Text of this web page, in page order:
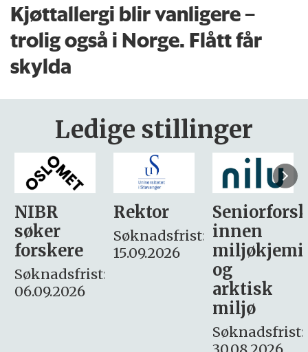
Kjøttallergi blir vanligere –
trolig også i Norge. Flått får
skylda
Ledige stillinger
Rektor
Søknadsfrist:
15.09.2026
Seniorforsker
innen
miljøkjemi
søker
– fast
Søknadsfrist:
16. august.